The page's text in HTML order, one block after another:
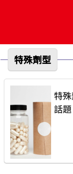
特殊劑型
特殊
話